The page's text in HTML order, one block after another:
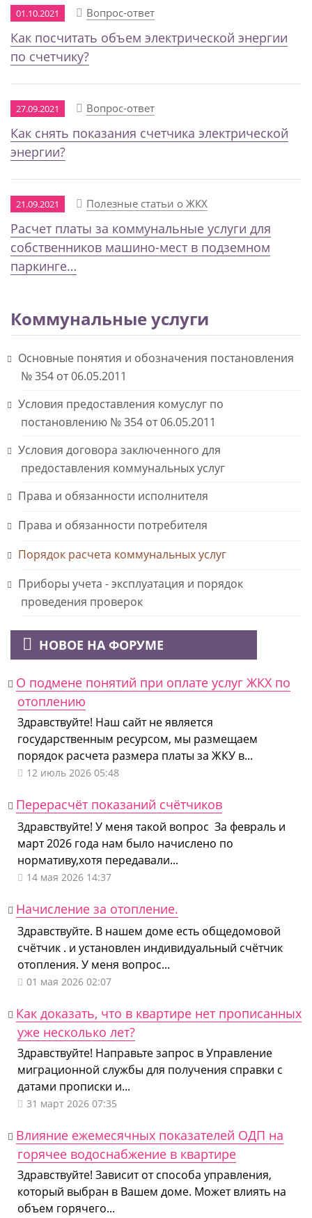
01.10.2021 Вопрос-ответ
Как посчитать объем электрической энергии
по счетчику?
27.09.2021 Вопрос-ответ
Как снять показания счетчика электрической
энергии?
21.09.2021 Полезные статьи о ЖКХ
Расчет платы за коммунальные услуги для
собственников машино-мест в подземном
паркинге…
Коммунальные услуги
Основные понятия и обозначения постановления
№ 354 от 06.05.2011
Условия предоставления комуслуг по
постановлению № 354 от 06.05.2011
Условия договора заключенного для
предоставления коммунальных услуг
Права и обязанности исполнителя
Права и обязанности потребителя
Порядок расчета коммунальных услуг
Приборы учета - эксплуатация и порядок
проведения проверок
НОВОЕ НА ФОРУМЕ
О подмене понятий при оплате услуг ЖКХ по
отоплению
Здравствуйте! Наш сайт не является
государственным ресурсом, мы размещаем
порядок расчета размера платы за ЖКУ в...
12 июль 2026 05:48
Перерасчёт показаний счётчиков
Здравствуйте! У меня такой вопрос За февраль и
март 2026 года нам было начислено по
нормативу,хотя передавали...
14 мая 2026 14:37
Начисление за отопление.
Здравствуйте. В нашем доме есть общедомовой
счётчик . и установлен индивидуальный счётчик
отопления. У меня вопрос...
01 мая 2026 02:07
Как доказать, что в квартире нет прописанных
уже несколько лет?
Здравствуйте! Направьте запрос в Управление
миграционной службы для получения справки с
датами прописки и...
31 март 2026 07:35
Влияние ежемесячных показателей ОДП на
горячее водоснабжение в квартире
Здравствуйте! Зависит от способа управления,
который выбран в Вашем доме. Может влиять на
объем горячего...